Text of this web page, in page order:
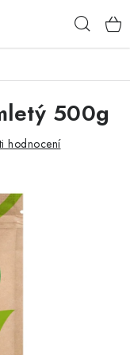
500g
hodnocení